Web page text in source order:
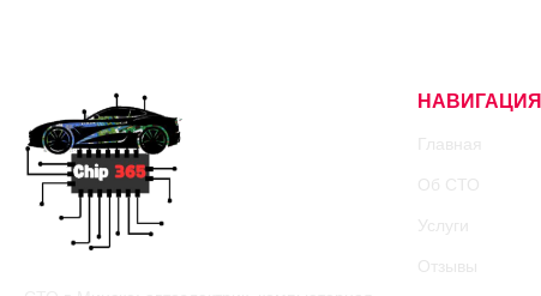
НАВИГАЦИЯ
Главная
Об СТО
Услуги
Отзывы